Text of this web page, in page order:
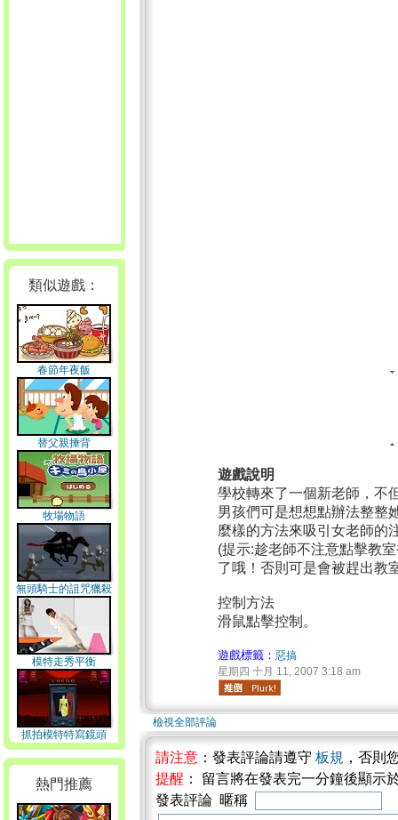
類似遊戲：
春節年夜飯
替父親捶背
牧場物語
無頭騎士的詛咒獵殺
模特走秀平衡
抓拍模特特寫鏡頭
熱門推薦
遊戲說明
學校轉來了一個新老師，不
男孩們可是想想點辦法整整
麼樣的方法來吸引女老師的
(提示:趁老師不注意點擊教
了哦！否則可是會被趕出教
控制方法
滑鼠點擊控制。
遊戲標籤：惡搞
星期四 十月 11, 2007 3:18 am
檢視全部評論
請注意 ：發表評論請遵守 板規 ，否則
提醒 ： 留言將在發表完一分鐘後顯示
發表評論 暱稱